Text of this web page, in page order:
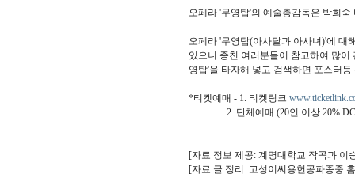
오페라 '무영탑'의 예술총감독은 박희
오페라 '무영탑(아사달과 아사녀)'에 대
있으니 종친 여러분들이 참고하여 많
영탑'을 타자해 넣고 검색하면 포스터
*티켓예매 - 1. 티켓링크
2. 단체예매 (20인 이상 20% DC)
[자료 정보 제공: 계명대학교 작곡과 이
[자료 글 정리: 고성이씨용헌공파종중